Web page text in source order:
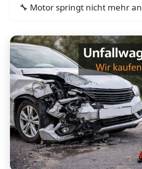
Motor springt nicht mehr an